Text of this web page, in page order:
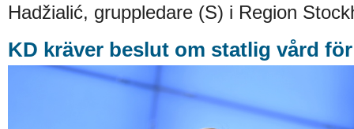
Hadžialić, gruppledare (S) i Region
KD kräver beslut om statlig vård